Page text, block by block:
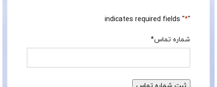
"
*
" indicates required fields
شماره تماس*